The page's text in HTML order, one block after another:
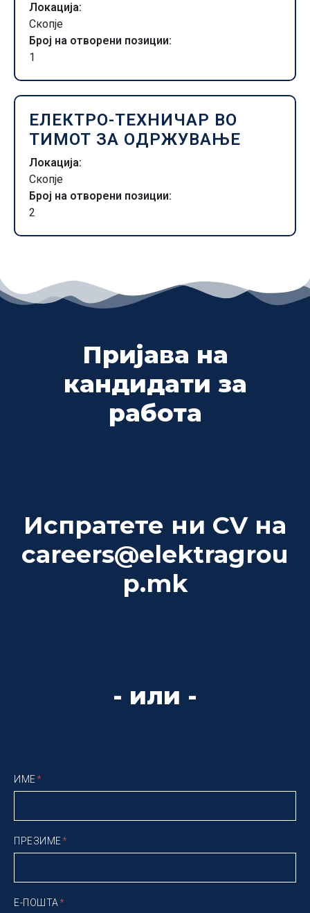
Локација:
Скопје
Број на отворени позиции:
1
ЕЛЕКТРО-ТЕХНИЧАР ВО
ТИМОТ ЗА ОДРЖУВАЊЕ
Локација:
Скопје
Број на отворени позиции:
2
Пријава на
кандидати за
работа
Испратете ни CV на
careers@elektragrou
p.mk
- или -
ИМЕ
ПРЕЗИМЕ
Е-ПОШТА